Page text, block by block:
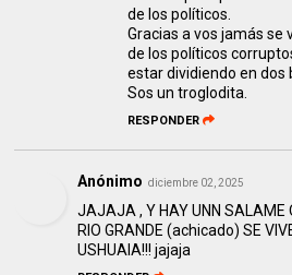
de los políticos.
Gracias a vos jamás se
de los políticos
estar dividiendo en dos
Sos un troglodita.
RESPONDER
Anónimo diciembre 02, 2025
JAJAJA , Y HAY UNN SALAME
RIO GRANDE (achicado) SE
USHUAIA!!! jajaja